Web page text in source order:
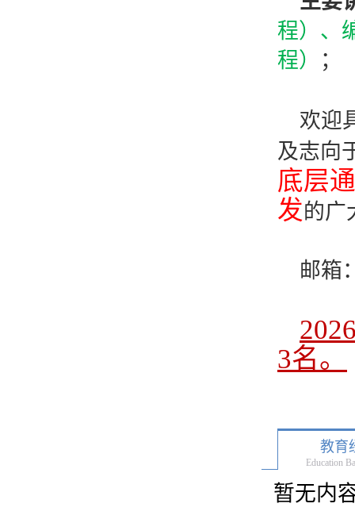
程）、
程） ；
欢迎
及志向
底层
发的广
邮箱
3名。
教育
Education
暂无内